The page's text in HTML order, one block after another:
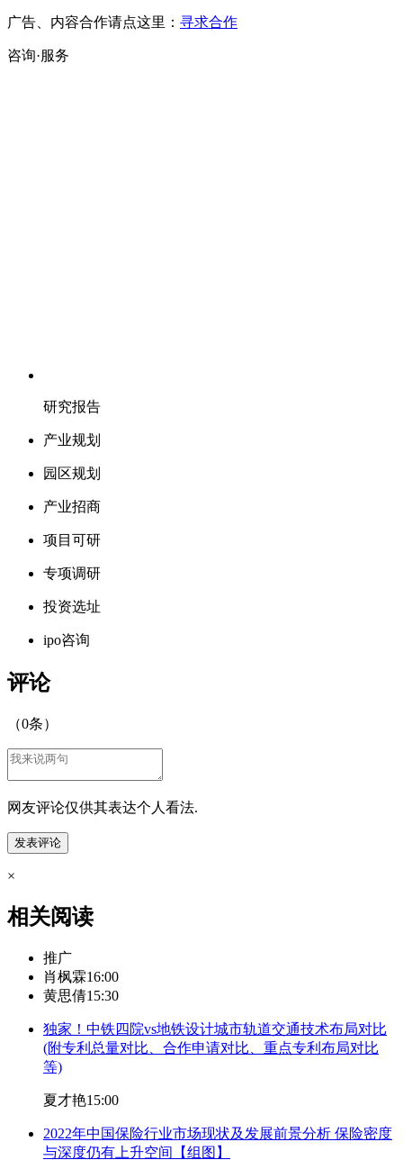
广告、内容合作请点这里： 寻求合作
咨询·服务
研究报告
产业规划
园区规划
产业招商
项目可研
专项调研
投资选址
ipo咨询
评论
（0条）
网友评论仅供其表达个人看法.
×
相关阅读
推广
肖枫霖16:00
黄思倩15:30
独家！中铁四院vs地铁设计城市轨道交通技术布局对比
(附专利总量对比、合作申请对比、重点专利布局对比
等)
夏才艳15:00
2022年中国保险行业市场现状及发展前景分析 保险密度
与深度仍有上升空间【组图】